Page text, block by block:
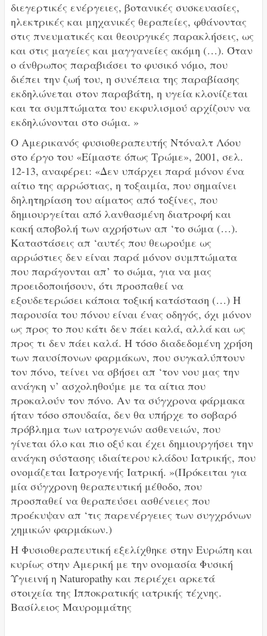
διεγερτικές ενέργειες, βοτανικές συσκευασίες,
ηλεκτρικές και μηχανικές θεραπείες, φθάνοντας
στις πνευματικές και θεουργικές παρακλήσεις, ως
και στις μαγείες και μαγγανείες ακόμη (…). Όταν
ο άνθρωπος παραβιάσει το φυσικό νόμο, που
διέπει την ζωή του, η συνέπεια της παραβίασης
εκδηλώνεται στον παραβάτη, η υγεία κλονίζεται
και τα συμπτώματα του εκφυλισμού αρχίζουν να
εκδηλώνονται στο σώμα. »
Ο Αμερικανός φυσιοθεραπευτής Ντόναλτ Λόου
στο έργο του «Είμαστε όπως Τρώμε», 2001, σελ.
12-13, αναφέρει: «Δεν υπάρχει παρά μόνον ένα
αίτιο της αρρώστιας, η τοξαιμία, που σημαίνει
δηλητηρίαση του αίματος από τοξίνες, που
δημιουργείται από λανθασμένη διατροφή και
κακή αποβολή των αχρήστων απ ‘το σώμα (…).
Καταστάσεις απ ‘αυτές που θεωρούμε ως
αρρώστιες δεν είναι παρά μόνον συμπτώματα
που παράγονται απ’ το σώμα, για να μας
προειδοποιήσουν, ότι προσπαθεί να
εξουδετερώσει κάποια τοξική κατάσταση (…) Η
παρουσία του πόνου είναι ένας οδηγός, όχι μόνον
ως προς το που κάτι δεν πάει καλά, αλλά και ως
προς τι δεν πάει καλά. Η τόσο διαδεδομένη χρήση
των παυσίπονων φαρμάκων, που συγκαλύπτουν
τον πόνο, τείνει να σβήσει απ ‘τον νου μας την
ανάγκη ν’ ασχοληθούμε με τα αίτια που
προκαλούν τον πόνο. Αν τα σύγχρονα φάρμακα
ήταν τόσο σπουδαία, δεν θα υπήρχε το σοβαρό
πρόβλημα των ιατρογενών ασθενειών, που
γίνεται όλο και πιο οξύ και έχει δημιουργήσει την
ανάγκη σύστασης ιδιαίτερου κλάδου Ιατρικής, που
ονομάζεται Ιατρογενής Ιατρική. »(Πρόκειται για
μία σύγχρονη θεραπευτική μέθοδο, που
προσπαθεί να θεραπεύσει ασθένειες που
προέκυψαν απ ‘τις παρενέργειες των συγχρόνων
χημικών φαρμάκων.)
Η Φυσιοθεραπευτική εξελίχθηκε στην Ευρώπη και
κυρίως στην Αμερική με την ονομασία Φυσική
Υγιεινή η Naturopathy και περιέχει αρκετά
στοιχεία της Ιπποκρατικής ιατρικής τέχνης.
Βασίλειος Μαυρομμάτης